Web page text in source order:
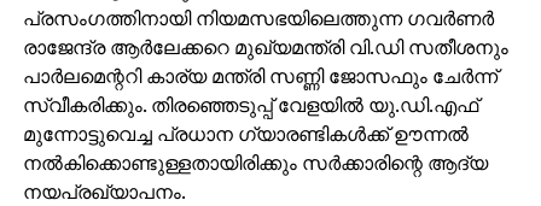
പ്രസംഗത്തിനായി നിയമസഭയിലെത്തുന്ന ഗവര്‍ണര്‍
രാജേന്ദ്ര ആര്‍ലേക്കറെ മുഖ്യമന്ത്രി വി.ഡി സതീശനും
പാര്‍ലമെന്ററി കാര്യ മന്ത്രി സണ്ണി ജോസഫും ചേര്‍ന്ന്
സ്വീകരിക്കും. തിരഞ്ഞെടുപ്പ് വേളയില്‍ യു.ഡി.എഫ്
മുന്നോട്ടുവെച്ച പ്രധാന ഗ്യാരണ്ടികള്‍ക്ക് ഊന്നല്‍
നല്‍കിക്കൊണ്ടുള്ളതായിരിക്കും സര്‍ക്കാരിന്റെ ആദ്യ
നയപ്രഖ്യാപനം.